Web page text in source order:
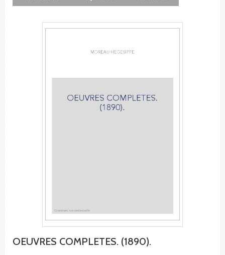
OEUVRES COMPLETES. (1890).